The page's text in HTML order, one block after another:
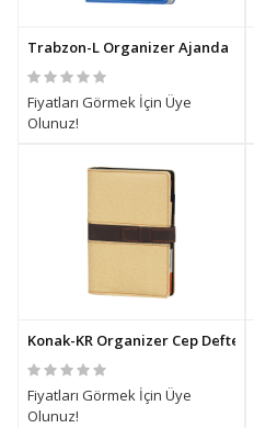
Trabzon-L Organizer Ajanda
Fiyatları Görmek İçin Üye
Olunuz!
Konak-KR Organizer Cep Defteri
Fiyatları Görmek İçin Üye
Olunuz!